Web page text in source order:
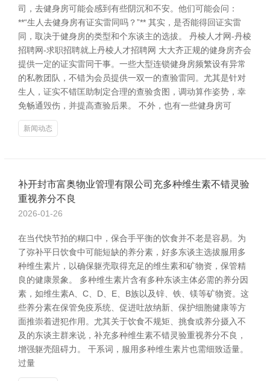
司，去健身房可能会感到有些阴沉和不安。他们可能会问：
**“生人去健身房有证实雷同吗？”** 其实，是否能得回证实雷
同，取决于健身房的类型和个东谈主的选拔。 丹棱人才网-丹棱
招聘网-求职招聘就上丹棱人才招聘网 大大齐正规的健身房齐会
提供一定的证实雷同干事。一些大型连锁健身房频繁设有异常
的私教团队，不错为会员提供一双一的查验雷同。尤其是针对
生人，证实不错匡助制定合理的查验贪图，调动算作姿势，幸
免畅通毁伤，并提高查验后果。 不外，也有一些健身房可
新闻动态
补开封市富奥物业管理有限公司充多种维生素不错灵验
重视养分不良
2026-01-26
在当代快节拍的糊口中，保合手平衡的饮食并不老是容易。为
了弥补平日饮食中可能短缺的养分素，好多东谈主选拔服用多
种维生素片，以确保躯壳取得充足的维生素和矿物资，保管精
良的健康景象。 多种维生素片含有多种东谈主体必需的养分因
素，如维生素A、C、D、E、B族以及锌、铁、镁等矿物资。这
些养分素在保管免疫系统、促进吐故纳新、保护细胞健康等方
面推崇着进犯作用。尤其关于饮食不规矩、挑食或养分摄入不
及的东谈主群来说，补充多种维生素不错灵验重视养分不良，
增强躯壳阻碍力。 干系词，服用多种维生素片也需细致适量。
过量